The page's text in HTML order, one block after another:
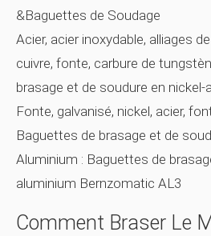
&Baguettes de Soudage
Acier, acier inoxydable, alliages
cuivre, fonte, carbure de
brasage et de soudure en nickel-
Fonte, galvanisé, nickel, acier,
Baguettes de brasage et de
Aluminium : Baguettes de
aluminium Bernzomatic AL3
Comment Braser Le